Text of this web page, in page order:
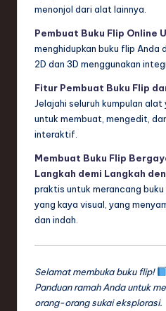
menonjol dari alat lainnya.
Pembuat Buku Flip Online
menghidupkan buku flip Anda
2D dan 3D menggunakan
Fitur Pembuat Buku Flip
Jelajahi seluruh kumpulan
untuk membuat, mengedit,
interaktif.
Membuat Buku Flip
Langkah demi Langkah
praktis untuk merancang
yang kaya visual, yang
dan indah.
Selamat membuka buku flip!
Panduan ramah Anda untuk
orang-orang sukai eksplorasi.